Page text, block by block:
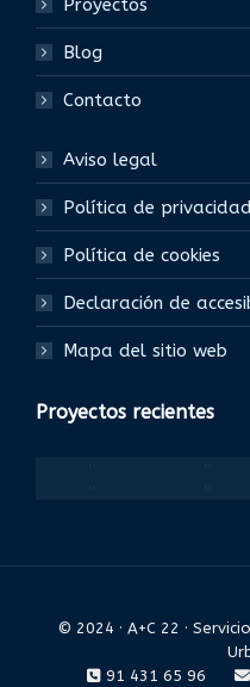
Proyectos
Blog
Contacto
Aviso legal
Política de privacidad
Política de cookies
Declaración de
Mapa del sitio web
Proyectos recientes
© 2024 · A+C 22 ·
91 431 65 96